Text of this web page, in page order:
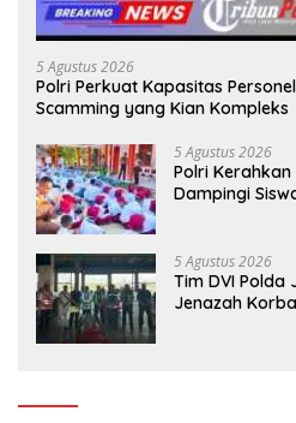
5 Agustus 2026
Polri Perkuat Kapasitas
Scamming yang Kian Kompleks
5 Agustus 2026
Polri
Dampingi
5 Agustus 2026
Tim DVI Polda
Jenazah